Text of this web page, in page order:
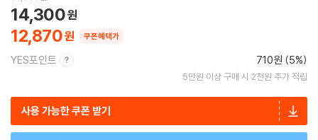
12,870
14,300
쿠폰혜택가
YES포인트 710원 (5%)
5만원 이상 구매 시 2천원 추가 적립
사용 가능한 쿠폰 받기